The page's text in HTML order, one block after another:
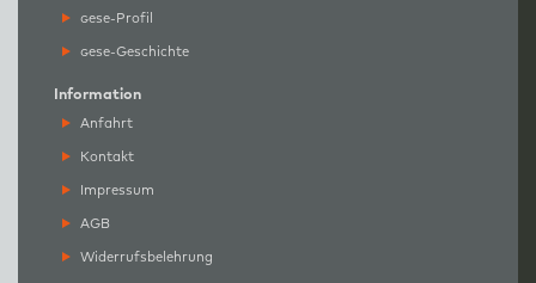
gese-Profil
gese-Geschichte
Information
Anfahrt
Kontakt
Impressum
AGB
Widerrufsbelehrung